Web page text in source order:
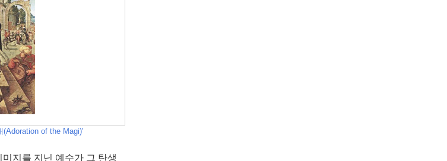
(Adoration of the Magi)'
지를 지닌 예수가 그 탄생